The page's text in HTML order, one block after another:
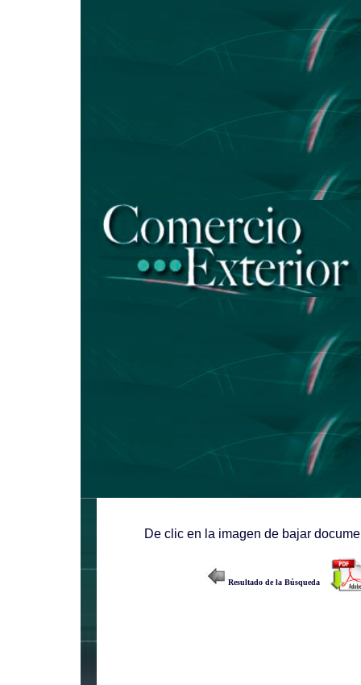
De clic en la imagen de bajar
Resultado de la Búsqueda